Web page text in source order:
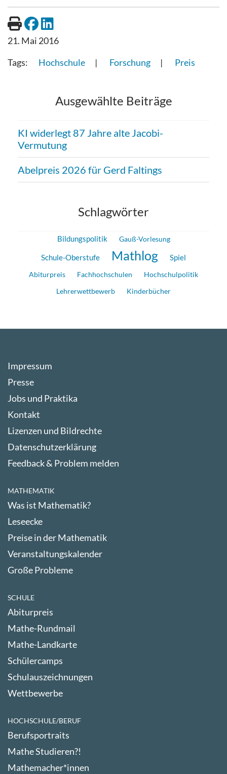
21. Mai 2016
Hochschule
Forschung Preis
Ausgewählte Beiträge
KI widerlegt 87 Jahre alte Jacobi-
Vermutung
Abelpreis 2026 für Gerd Faltings
Schlagwörter
Bildungspolitik Gauß-Vorlesung
Schule-Oberstufe Mathlog
Spiel
Abiturpreis
Fachhochschulen
Hochschulpolitik
Lehrerwettbewerb
Kinderbücher
Impressum
Presse
Jobs und Praktika
Kontakt
Lizenzen und Bildrechte
Datenschutzerklärung
Feedback & Problem melden
MATHEMATIK
Was ist Mathematik?
Leseecke
Preise in der Mathematik
Veranstaltungskalender
Große Probleme
SCHULE
Abiturpreis
Mathe-Rundmail
Mathe-Landkarte
Schülercamps
Schulauszeichnungen
Wettbewerbe
HOCHSCHULE/BERUF
Berufsportraits
Mathe Studieren?!
Mathemacher*innen